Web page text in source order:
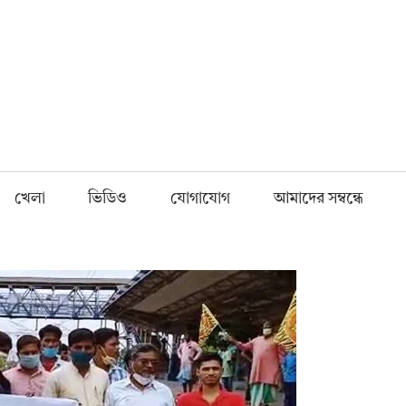
খেলা ভিডিও যোগাযোগ আমাদের সম্বন্ধে